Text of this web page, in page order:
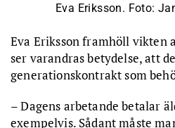
Eva Eriksson. Foto:
Eva Eriksson framhöll vikten
ser varandras betydelse, att
generationskontrakt som
– Dagens arbetande betalar
exempelvis. Sådant måste